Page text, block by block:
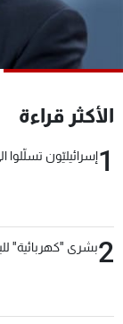
الأكثر قراءة
1إسرائيليّون تسلّلوا
2بشرى "كهربائية"
الترددات
لاعلاناتكم